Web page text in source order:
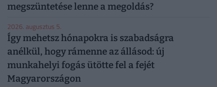
megszüntetése lenne a megoldás?
2026. augusztus 5.
Így mehetsz hónapokra is szabadságra
anélkül, hogy rámenne az állásod: új
munkahelyi fogás ütötte fel a fejét
Magyarországon